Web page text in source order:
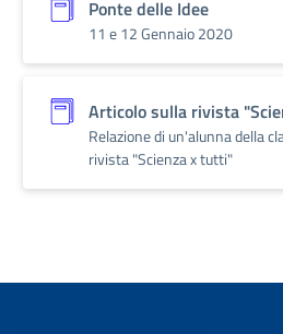
Ponte delle Idee
11 e 12 Gennaio 2020
Articolo sulla rivista
Relazione di un'alunna della
rivista "Scienza x tutti"